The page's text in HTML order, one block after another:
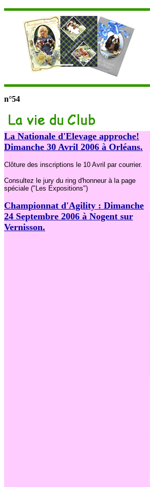
n°54
La Nationale d'Elevage approche!
Dimanche 30 Avril 2006 à Orléans.
Clôture des inscriptions le 10 Avril par courrier.
Consultez le jury du ring d'honneur à la page
spéciale ("Les Expositions")
Championnat d'Agility : Dimanche
24 Septembre 2006 à Nogent sur
Vernisson.